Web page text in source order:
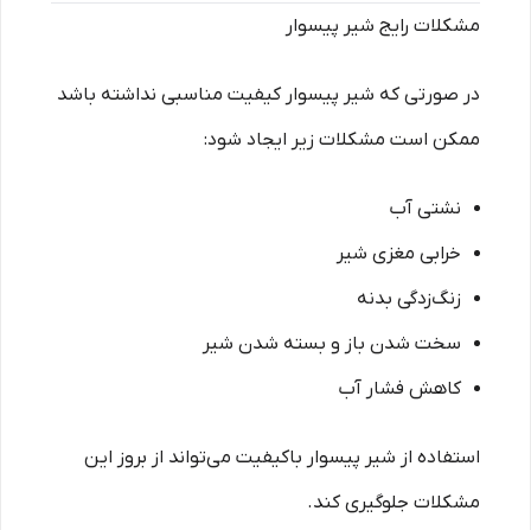
مشکلات رایج شیر پیسوار
در صورتی که شیر پیسوار کیفیت مناسبی نداشته باشد
ممکن است مشکلات زیر ایجاد شود:
نشتی آب
خرابی مغزی شیر
زنگ‌زدگی بدنه
سخت شدن باز و بسته شدن شیر
کاهش فشار آب
استفاده از شیر پیسوار باکیفیت می‌تواند از بروز این
مشکلات جلوگیری کند.